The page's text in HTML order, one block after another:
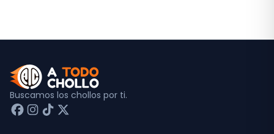
Buscamos los chollos por ti.